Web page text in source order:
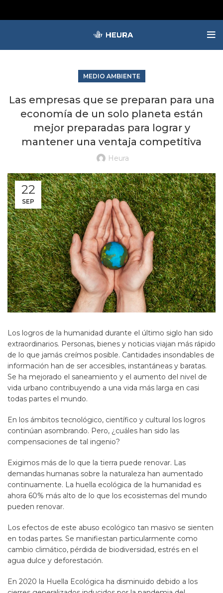
MEDIO AMBIENTE
Las empresas que se preparan para una
economía de un solo planeta están
mejor preparadas para lograr y
mantener una ventaja competitiva
Heura
22
SEP
Los logros de la humanidad durante el último siglo han sido
extraordinarios. Personas, bienes y noticias viajan más rápido
de lo que jamás creímos posible. Cantidades insondables de
información han de ser accesibles, instantáneas y baratas.
Se ha mejorado el saneamiento y el aumento del nivel de
vida urbano contribuyendo a una vida más larga en casi
todas partes el mundo.
En los ámbitos tecnológico, científico y cultural los logros
continúan asombrando. Pero, ¿cuáles han sido las
compensaciones de tal ingenio?
Exigimos más de lo que la tierra puede renovar. Las
demandas humanas sobre la naturaleza han aumentado
continuamente. La huella ecológica de la humanidad es
ahora 60% más alto de lo que los ecosistemas del mundo
pueden renovar.
Los efectos de este abuso ecológico tan masivo se sienten
en todas partes. Se manifiestan particularmente como
cambio climático, pérdida de biodiversidad, estrés en el
agua dulce y deforestación.
En 2020 la Huella Ecológica ha disminuido debido a los